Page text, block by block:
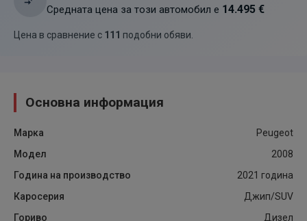
Средната цена за този автомобил е 14.495 €
Цена в сравнение с 111 подобни обяви
Основна информация
Марка
Peugeot
Модел
2008
Година на производство
2021 година
Каросерия
Джип/SUV
Гориво
Дизел